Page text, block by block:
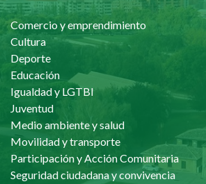
Comercio y emprendimiento
Cultura
Deporte
Educación
Igualdad y LGTBI
Juventud
Medio ambiente y salud
Movilidad y transporte
Participación y Acción Comunitaria
Seguridad ciudadana y convivencia